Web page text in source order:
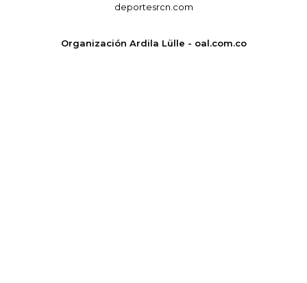
deportesrcn.com
Organización Ardila Lülle - oal.com.co